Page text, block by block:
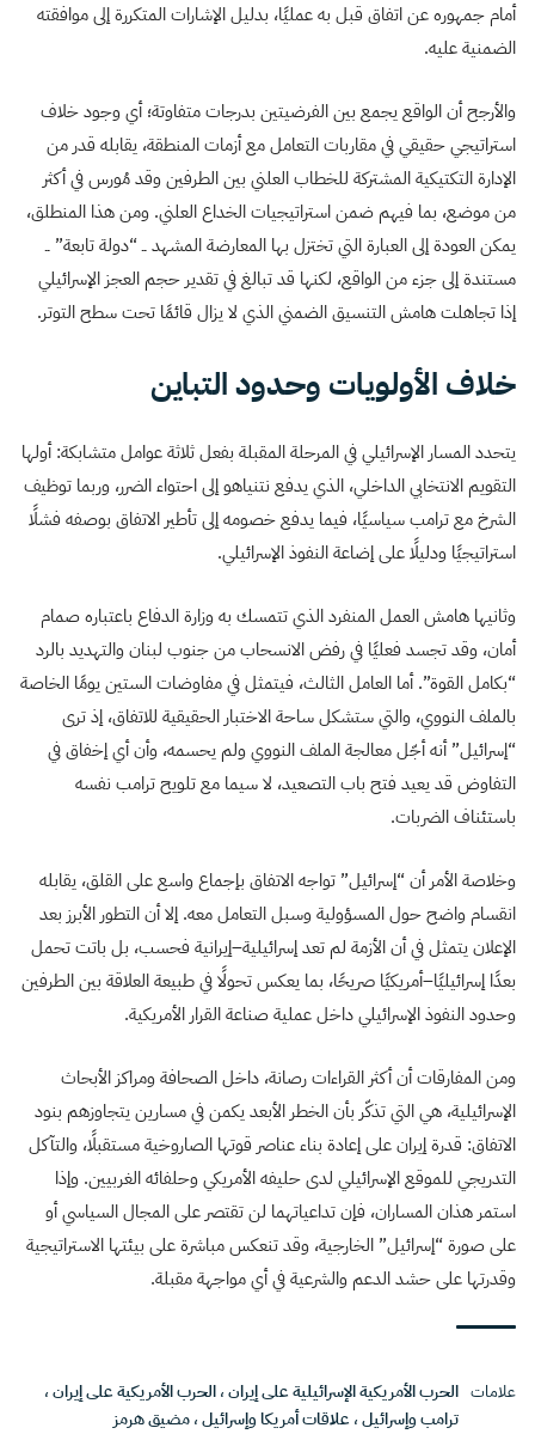
أمام جمهوره عن اتفاق قبل به عمليًا، بدليل الإشارات المتكررة إلى موافقته
الضمنية عليه.
والأرجح أن الواقع يجمع بين الفرضيتين بدرجات متفاوتة؛ أي وجود خلاف
استراتيجي حقيقي في مقاربات التعامل مع أزمات المنطقة، يقابله قدر من
الإدارة التكتيكية المشتركة للخطاب العلني بين الطرفين وقد مُورس في أكثر
من موضع، بما فيهم ضمن استراتيجيات الخداع العلني. ومن هذا المنطلق،
يمكن العودة إلى العبارة التي تختزل بها المعارضة المشهد ــ “دولة تابعة” ــ
مستندة إلى جزء من الواقع، لكنها قد تبالغ في تقدير حجم العجز الإسرائيلي
إذا تجاهلت هامش التنسيق الضمني الذي لا يزال قائمًا تحت سطح التوتر.
خلاف الأولويات وحدود التباين
يتحدد المسار الإسرائيلي في المرحلة المقبلة بفعل ثلاثة عوامل متشابكة: أولها
التقويم الانتخابي الداخلي، الذي يدفع نتنياهو إلى احتواء الضرر، وربما توظيف
الشرخ مع ترامب سياسيًا، فيما يدفع خصومه إلى تأطير الاتفاق بوصفه فشلًا
استراتيجيًا ودليلًا على إضاعة النفوذ الإسرائيلي.
وثانيها هامش العمل المنفرد الذي تتمسك به وزارة الدفاع باعتباره صمام
أمان، وقد تجسد فعليًا في رفض الانسحاب من جنوب لبنان والتهديد بالرد
“بكامل القوة”. أما العامل الثالث، فيتمثل في مفاوضات الستين يومًا الخاصة
بالملف النووي، والتي ستشكل ساحة الاختبار الحقيقية للاتفاق، إذ ترى
“إسرائيل” أنه أجّل معالجة الملف النووي ولم يحسمه، وأن أي إخفاق في
التفاوض قد يعيد فتح باب التصعيد، لا سيما مع تلويح ترامب نفسه
باستئناف الضربات.
وخلاصة الأمر أن “إسرائيل” تواجه الاتفاق بإجماع واسع على القلق، يقابله
انقسام واضح حول المسؤولية وسبل التعامل معه. إلا أن التطور الأبرز بعد
الإعلان يتمثل في أن الأزمة لم تعد إسرائيلية–إيرانية فحسب، بل باتت تحمل
بعدًا إسرائيليًا–أمريكيًا صريحًا، بما يعكس تحولًا في طبيعة العلاقة بين الطرفين
وحدود النفوذ الإسرائيلي داخل عملية صناعة القرار الأمريكية.
ومن المفارقات أن أكثر القراءات رصانة، داخل الصحافة ومراكز الأبحاث
الإسرائيلية، هي التي تذكّر بأن الخطر الأبعد يكمن في مسارين يتجاوزهم بنود
الاتفاق: قدرة إيران على إعادة بناء عناصر قوتها الصاروخية مستقبلًا، والتآكل
التدريجي للموقع الإسرائيلي لدى حليفه الأمريكي وحلفائه الغربيين. وإذا
استمر هذان المساران، فإن تداعياتهما لن تقتصر على المجال السياسي أو
على صورة “إسرائيل” الخارجية، وقد تنعكس مباشرة على بيئتها الاستراتيجية
وقدرتها على حشد الدعم والشرعية في أي مواجهة مقبلة.
علامات الحرب الأمريكية الإسرائيلية على إيران،الحرب الأمريكية على إيران،
ترامب وإسرائيل، علاقات أمريكا وإسرائيل،مضيق هرمز